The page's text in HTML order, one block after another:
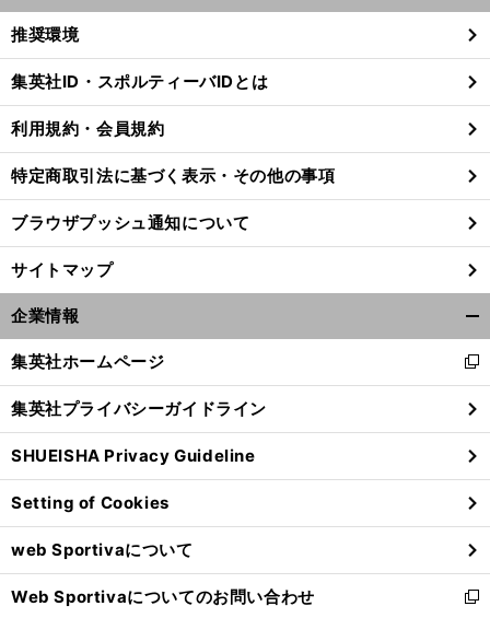
閉
る
推奨環境
集英社ID・スポルティーバIDとは
利用規約・会員規約
特定商取引法に基づく表示・その他の事項
ブラウザプッシュ通知について
サイトマップ
企業情報
閉
る
集英社ホームページ
新
し
い
ウ
ィ
ン
ド
ウ
で
開
く
集英社プライバシーガイドライン
SHUEISHA Privacy Guideline
Setting of Cookies
web Sportivaについて
Web Sportivaについてのお問い合わせ
新